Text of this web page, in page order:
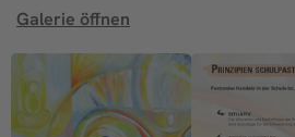
Galerie öffnen